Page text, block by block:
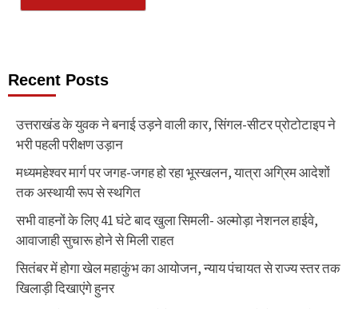
Recent Posts
उत्तराखंड के युवक ने बनाई उड़ने वाली कार, सिंगल-सीटर प्रोटोटाइप ने
भरी पहली परीक्षण उड़ान
मध्यमहेश्वर मार्ग पर जगह-जगह हो रहा भूस्खलन, यात्रा अग्रिम आदेशों
तक अस्थायी रूप से स्थगित
सभी वाहनों के लिए 41 घंटे बाद खुला सिमली- अल्मोड़ा नेशनल हाईवे,
आवाजाही सुचारू होने से मिली राहत
सितंबर में होगा खेल महाकुंभ का आयोजन, न्याय पंचायत से राज्य स्तर तक
खिलाड़ी दिखाएंगे हुनर